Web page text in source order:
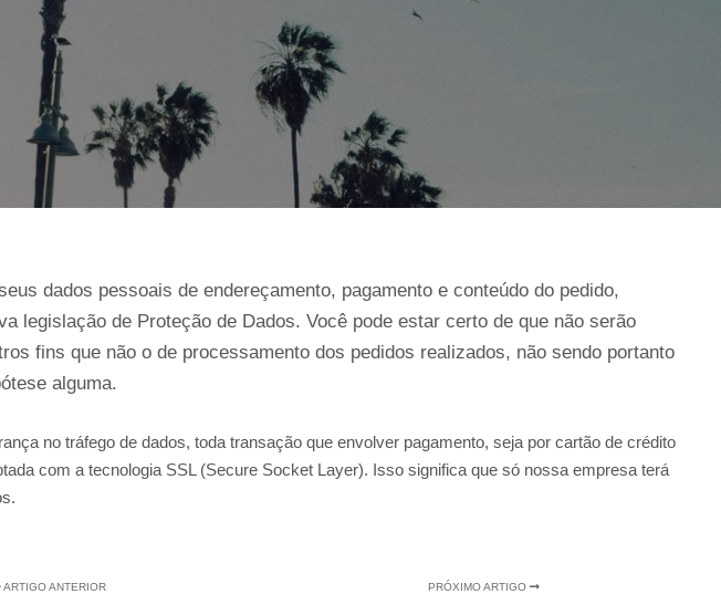
dados pessoais de endereçamento, pagamento e conteúdo do pedido,
legislação de Proteção de Dados. Você pode estar certo de que não serão
fins que não o de processamento dos pedidos realizados, não sendo portanto
alguma.
no tráfego de dados, toda transação que envolver pagamento, seja por cartão de crédito
com a tecnologia SSL (Secure Socket Layer). Isso significa que só nossa empresa terá
ARTIGO ANTERIOR PRÓXIMO ARTIGO